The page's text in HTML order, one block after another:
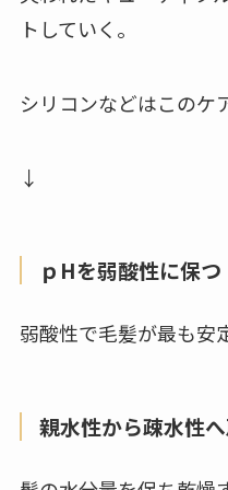
トしていく。
シリコンなどはこのケ
↓
ｐHを弱酸性に保つ
弱酸性で毛髪が最も安
親水性から疎水性